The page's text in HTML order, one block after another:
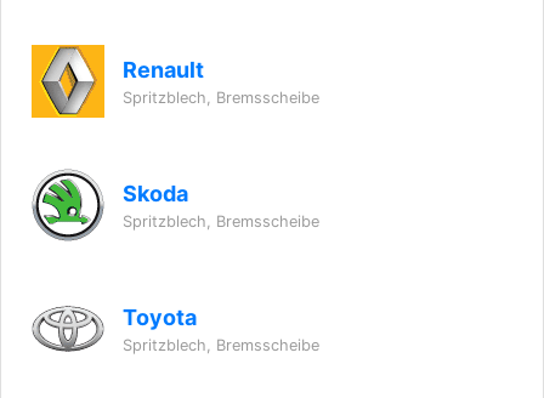
Renault
Spritzblech, Bremsscheibe
Skoda
Spritzblech, Bremsscheibe
Toyota
Spritzblech, Bremsscheibe